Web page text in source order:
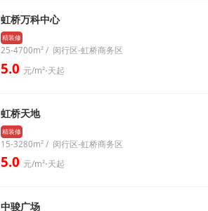
虹桥万科中心
精装修
25-4700m² / 闵行区-虹桥商务区
5.0 元/m²⋅天起
虹桥天地
精装修
15-3280m² / 闵行区-虹桥商务区
5.0 元/m²⋅天起
中骏广场